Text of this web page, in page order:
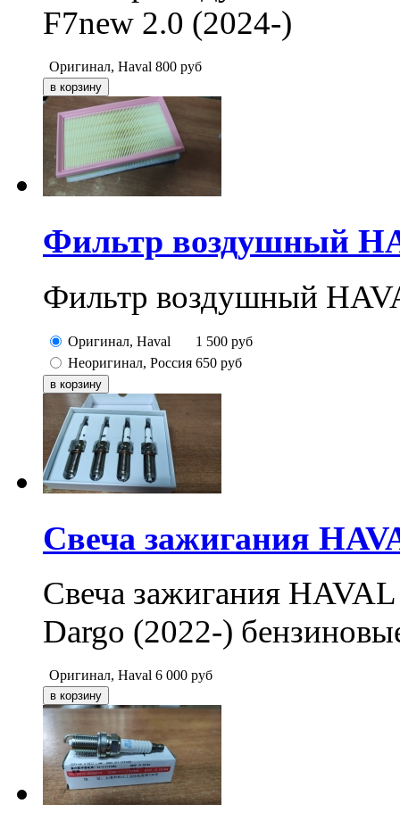
F7new 2.0 (2024-)
Оригинал, Haval 800 руб
Фильтр воздушный
Фильтр воздушный
Оригинал, Haval 1 500 руб
Неоригинал, Россия 650 руб
Свеча зажигания
Свеча зажигания
Dargo (2022-)
Оригинал, Haval 6 000 руб